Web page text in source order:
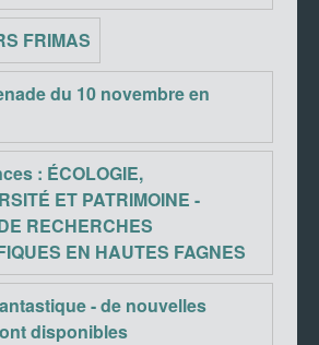
FRIMAS
du 10 novembre en
: ÉCOLOGIE,
ET PATRIMOINE -
RECHERCHES
EN HAUTES FAGNES
- de nouvelles
disponibles